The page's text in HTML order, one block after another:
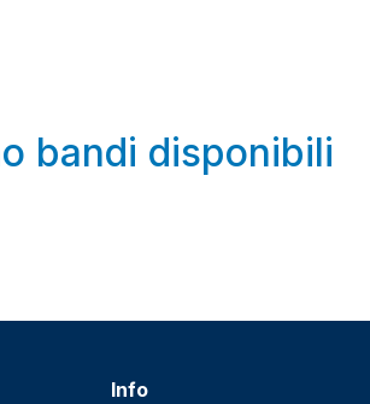
bandi disponibili
Info